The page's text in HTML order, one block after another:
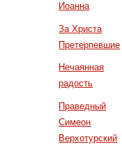
Иоанна
За Христа
Претерпевшие
Нечаянная
радость
Праведный
Симеон
Верхотурский